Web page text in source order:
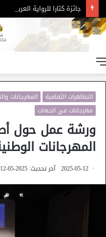
جائزة كتارا للرواية العربية –
التظاهرات الثقافية المهرجانات
مهرجانات في الجهات
ورشة عمل حول
المهرجانات
2025-05-12 آخر تحديث: 2025-05-12